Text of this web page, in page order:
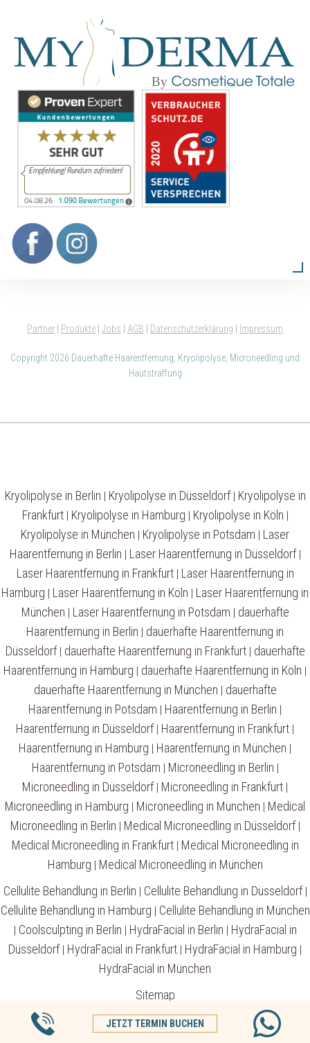
JETZT TERMIN BUCHEN
Partner Produkte Jobs AGB Datenschutzerklärung Impressum
Copyright 2026 Dauerhafte Haarentfernung, Kryolipolyse, Microneedling und
Hautstraffung
Kryolipolyse in Berlin | Kryolipolyse in Düsseldorf| Kryolipolyse in
Frankfurt| Kryolipolyse in Hamburg | Kryolipolyse in Köln |
Kryolipolyse in München | Kryolipolyse in Potsdam | Laser
Haarentfernung in Berlin | Laser Haarentfernung in Düsseldorf|
Laser Haarentfernung in Frankfurt| Laser Haarentfernung in
Hamburg | Laser Haarentfernung in Köln | Laser Haarentfernung in
München | Laser Haarentfernung in Potsdam | dauerhafte
Haarentfernung in Berlin | dauerhafte Haarentfernung in
Düsseldorf| dauerhafte Haarentfernung in Frankfurt| dauerhafte
Haarentfernung in Hamburg | dauerhafte Haarentfernung in Köln |
dauerhafte Haarentfernung in München | dauerhafte
Haarentfernung in Potsdam | Haarentfernung in Berlin |
Haarentfernung in Düsseldorf | Haarentfernung in Frankfurt |
Haarentfernung in Hamburg | Haarentfernung in München |
Haarentfernung in Potsdam | Microneedling in Berlin |
Microneedling in Düsseldorf | Microneedling in Frankfurt |
Microneedling in Hamburg | Microneedling in München | Medical
Microneedling in Berlin | Medical Microneedling in Düsseldorf|
Medical Microneedling in Frankfurt| Medical Microneedling in
Hamburg | Medical Microneedling in München
Cellulite Behandlung in Berlin | Cellulite Behandlung in Düsseldorf|
Cellulite Behandlung in Hamburg | Cellulite Behandlung in München
| Coolsculpting in Berlin | HydraFacial in Berlin | HydraFacial in
Düsseldorf | HydraFacial in Frankfurt | HydraFacial in Hamburg |
HydraFacial in München
Sitemap
Bewertungen auf ProvenExpert.com